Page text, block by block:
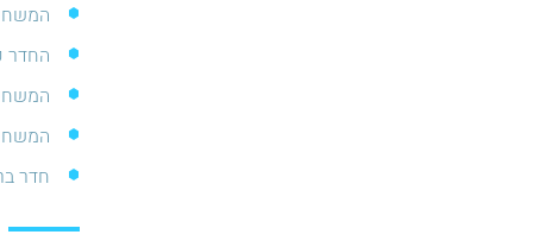
החדר
המשחק אינו
חדר